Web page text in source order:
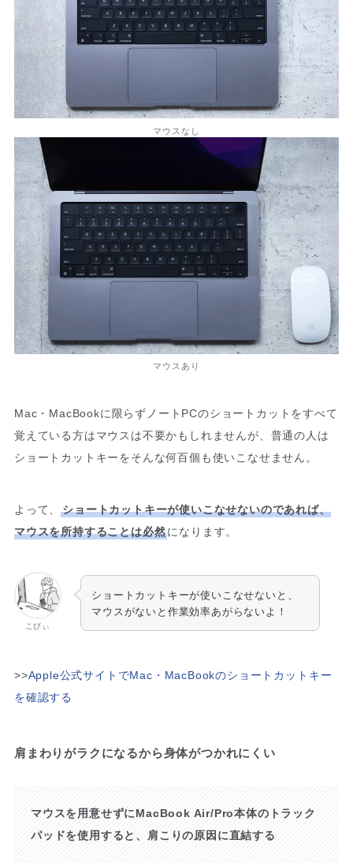
マウスなし
マウスあり
Mac・MacBookに限らずノートPCのショートカットをすべて
覚えている方はマウスは不要かもしれませんが、普通の人は
ショートカットキーをそんな何百個も使いこなせません。
よって、ショートカットキーが使いこなせないのであれば、
マウスを所持することは必然になります。
こびぃ
ショートカットキーが使いこなせないと、
マウスがないと作業効率あがらないよ！
>>Apple公式サイトでMac・MacBookのショートカットキー
を確認する
肩まわりがラクになるから身体がつかれにくい
マウスを用意せずにMacBook Air/Pro本体のトラック
パッドを使用すると、肩こりの原因に直結する